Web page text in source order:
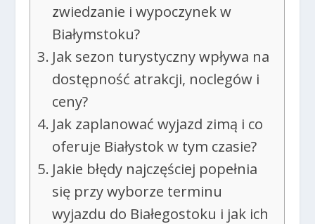
zwiedzanie i wypoczynek w
Białymstoku?
Jak sezon turystyczny wpływa na
dostępność atrakcji, noclegów i
ceny?
Jak zaplanować wyjazd zimą i co
oferuje Białystok w tym czasie?
Jakie błędy najczęściej popełnia
się przy wyborze terminu
wyjazdu do Białegostoku i jak ich